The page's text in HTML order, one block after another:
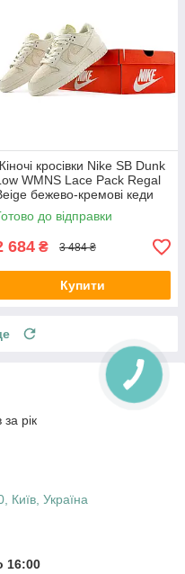
кросівки Nike SB Dunk
WMNS Lace Pack Regal
бежево-кремові кеди
СБ Данк Лоу шкіра
демісезон
до відправки
684 ₴ 3 484 ₴
Купити
рік
Київ, Україна
16:00